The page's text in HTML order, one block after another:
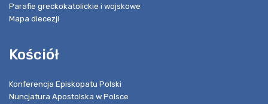
Parafie greckokatolickie i wojskowe
Mapa diecezji
Kościół
Konferencja Episkopatu Polski
Nuncjatura Apostolska w Polsce